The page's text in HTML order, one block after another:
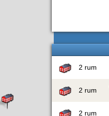
2 rum
2 rum
2 rum